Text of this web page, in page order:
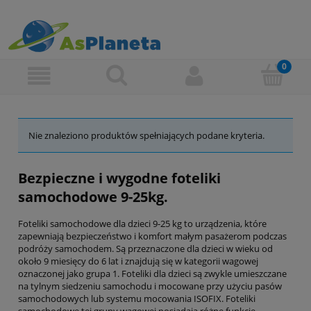
Nie znaleziono produktów spełniających podane kryteria.
Bezpieczne i wygodne foteliki
samochodowe 9-25kg.
Foteliki samochodowe dla dzieci 9-25 kg to urządzenia, które
zapewniają bezpieczeństwo i komfort małym pasażerom podczas
podróży samochodem. Są przeznaczone dla dzieci w wieku od
około 9 miesięcy do 6 lat i znajdują się w kategorii wagowej
oznaczonej jako grupa 1. Foteliki dla dzieci są zwykle umieszczane
na tylnym siedzeniu samochodu i mocowane przy użyciu pasów
samochodowych lub systemu mocowania ISOFIX. Foteliki